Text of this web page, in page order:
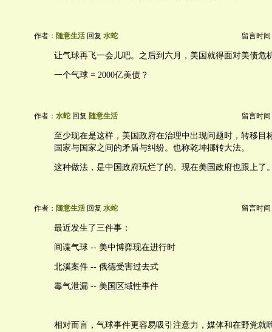
作者： 随意生活 回复 水蛇 留言时间
让气球再飞一会儿吧。之后到六月，美国就得面对美债危
一个气球 = 2000亿美债？
作者： 水蛇 回复 随意生活 留言时间
至少现在是这样，美国政府在治理中出现问题时，转移目
国家与国家之间的矛盾与纠纷。也称乾坤挪转大法。
这种做法，是中国政府玩烂了的。现在美国政府也跟上了
作者： 随意生活 回复 水蛇 留言时间
最近发生了三件事：
间谍气球 -- 美中博弈现在进行时
北溪案件 -- 俄德受害过去式
毒气泄漏 -- 美国区域性事件
相对而言，气球事件更容易吸引注意力，媒体和在野党就